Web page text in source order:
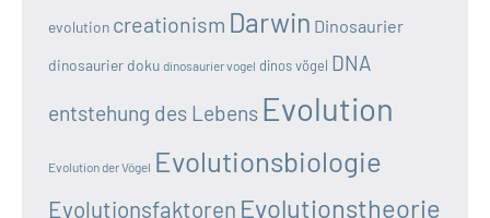
evolution creationism Darwin Dinosaurier
dinosaurier doku dinosaurier vogel dinos vögel DNA
entstehung des Lebens Evolution
Evolution der Vögel Evolutionsbiologie
Evolutionsfaktoren Evolutionstheorie